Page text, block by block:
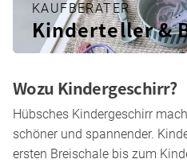
KAUFBERATER
Kinderteller &
Wozu Kindergeschirr?
Hübsches Kindergeschirr
schöner und spannender.
ersten Breischale bis zum